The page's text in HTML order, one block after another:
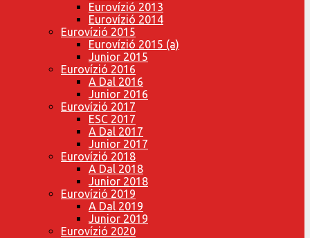
Eurovízió 2013
Eurovízió 2014
Eurovízió 2015
Eurovízió 2015 (a)
Junior 2015
Eurovízió 2016
A Dal 2016
Junior 2016
Eurovízió 2017
ESC 2017
A Dal 2017
Junior 2017
Eurovízió 2018
A Dal 2018
Junior 2018
Eurovízió 2019
A Dal 2019
Junior 2019
Eurovízió 2020